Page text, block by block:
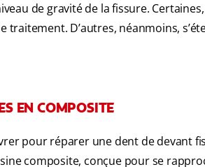
de gravité de la fissure.
traitement. D’autres, néanmoins,
EN COMPOSITE
pour réparer une dent de devant
composite, conçue pour se